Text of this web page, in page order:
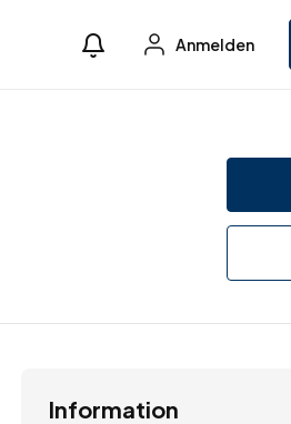
Anmelden
Information